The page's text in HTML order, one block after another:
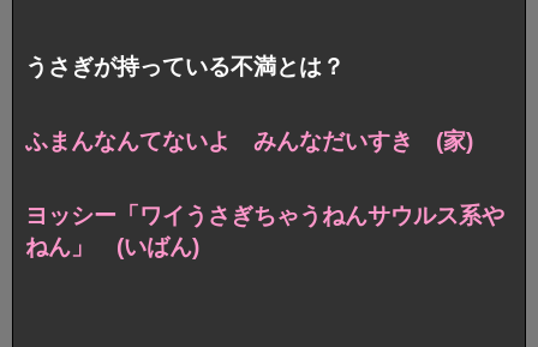
うさぎが持っている不満とは？
ふまんなんてないよ みんなだいすき (家)
ヨッシー「ワイうさぎちゃうねんサウルス系や
ねん」 (いばん)